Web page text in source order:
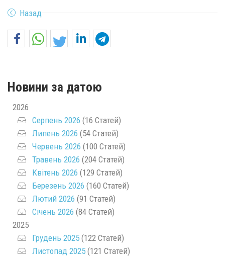
Назад
Новини за датою
2026
Серпень 2026 (16 Статей)
Липень 2026 (54 Статей)
Червень 2026 (100 Статей)
Травень 2026 (204 Статей)
Квітень 2026 (129 Статей)
Березень 2026 (160 Статей)
Лютий 2026 (91 Статей)
Січень 2026 (84 Статей)
2025
Грудень 2025 (122 Статей)
Листопад 2025 (121 Статей)